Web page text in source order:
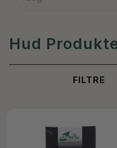
Hud
FILTRE